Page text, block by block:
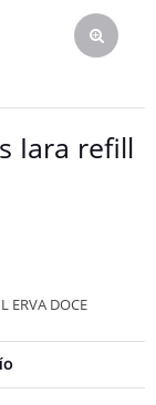
Iara refill
ERVA DOCE